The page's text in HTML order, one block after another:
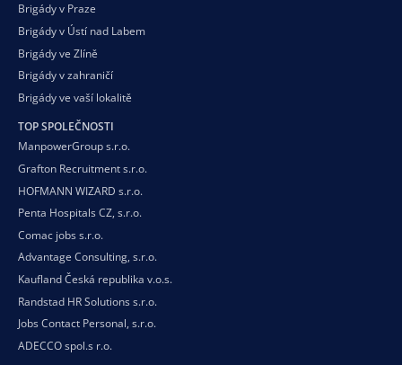
Brigády v Praze
Brigády v Ústí nad Labem
Brigády ve Zlíně
Brigády v zahraničí
Brigády ve vaší lokalitě
TOP SPOLEČNOSTI
ManpowerGroup s.r.o.
Grafton Recruitment s.r.o.
HOFMANN WIZARD s.r.o.
Penta Hospitals CZ, s.r.o.
Comac jobs s.r.o.
Advantage Consulting, s.r.o.
Kaufland Česká republika v.o.s.
Randstad HR Solutions s.r.o.
Jobs Contact Personal, s.r.o.
ADECCO spol.s r.o.